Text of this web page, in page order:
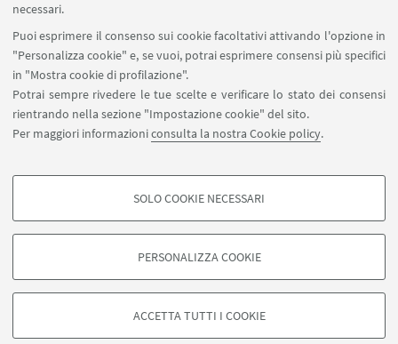
necessari.
Puoi esprimere il consenso sui cookie facoltativi attivando l'opzione in
"Personalizza cookie" e, se vuoi, potrai esprimere consensi più specifici
in "Mostra cookie di profilazione".
Potrai sempre rivedere le tue scelte e verificare lo stato dei consensi
rientrando nella sezione "Impostazione cookie" del sito.
Per maggiori informazioniconsulta la nostra Cookie policy.
COOKIE DI PROFILAZIONE - FACOLTATIVI
degli utenti, creare profili in base al loro comportamento sul sito, per analisi
di marketing.
Google/Youtube Video
SOLO COOKIE NECESSARI
PERSONALIZZA COOKIE
ACCETTA TUTTI I COOKIE
SEGUI UNIBO SU:
APP:
©Copyright 2026 - ALMA MATER STUDIORUM - Università di
Bologna - Via Zamboni, 33 - 40126 Bologna - PI: 01131710376 - CF:
80007010376
Privacy
Note legali
Informazioni sul sito e accessibilità
Impostazioni Cookie